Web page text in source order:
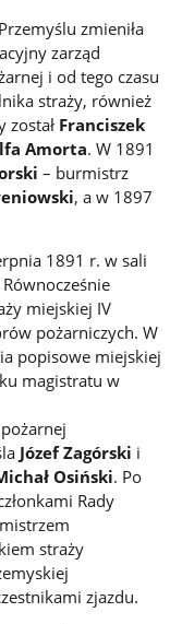
zmieniła
zarząd
i od tego czasu
straży, również
został Franciszek
Amorta. W 1891
– burmistrz
, a w 1897
1891 r. w sali
miejskiej IV
pożarniczych. W
popisowe miejskiej
magistratu w
Józef Zagórski i
Osiński. Po
Rady
straży
zjazdu.